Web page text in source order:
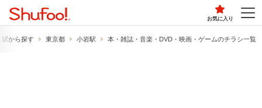
お気に入り
駅から探す 東京都 小岩駅 本・雑誌・音楽・DVD・映画・ゲームのチラシ一覧